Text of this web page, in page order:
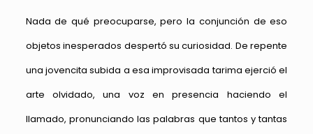
Nada de qué preocuparse, pero la conjunción de eso
objetos inesperados despertó su curiosidad. De repente
una jovencita subida a esa improvisada tarima ejerció el
arte olvidado, una voz en presencia haciendo el
llamado, pronunciando las palabras que tantos y tantas